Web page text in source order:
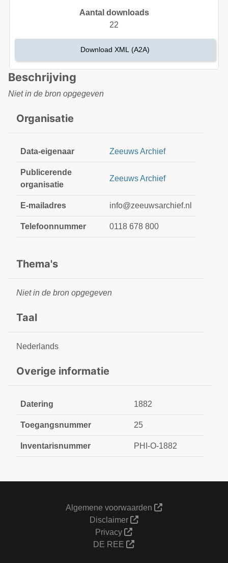
Beschrijving
Niet in de bron opgegeven
Organisatie
Data-eigenaar Zeeuws Archief
Publicerende
organisatie
Zeeuws Archief
E-mailadres info@zeeuwsarchief.nl
Telefoonnummer 0118 678 800
Thema's
Niet in de bron opgegeven
Taal
Nederlands
Overige informatie
Datering 1882
Toegangsnummer 25
Inventarisnummer PHI-O-1882
Aantal downloads
22
Download XML (A2A)
Algemene voorwaarden
Disclaimer
Privacy
DE REE